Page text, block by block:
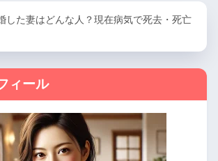
した妻はどんな人？現在病気で死去・死亡
ィール